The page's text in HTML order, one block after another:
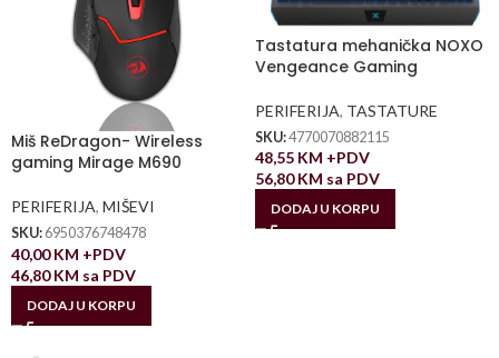
Miš ReDragon- Wireless
gaming Mirage M690
PERIFERIJA, MIŠEVI
SKU: 6950376748478
40,00KM +PDV
46,80KM sa PDV
DODAJ U KORPU
Tastatura mehanička NOXO
Vengeance Gaming
PERIFERIJA, TASTATURE
SKU:4770070882115
48,55 KM +PDV
56,80KM sa PDV
DODAJ U KORPU